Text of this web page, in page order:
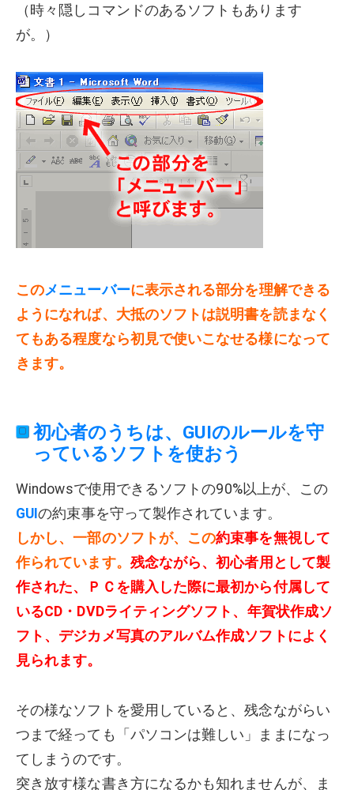
（時々隠しコマンドのあるソフトもあります
が。）
このメニューバーに表示される部分を理解できる
ようになれば、大抵のソフトは説明書を読まなく
てもある程度なら初見で使いこなせる様になって
きます。
初心者のうちは、GUIのルールを守
っているソフトを使おう
Windowsで使用できるソフトの90%以上が、この
GUIの約束事を守って製作されています。
しかし、一部のソフトが、この約束事を無視して
作られています。 残念ながら、初心者用として製
作された、ＰＣを購入した際に最初から付属して
いるCD・DVDライティングソフト、年賀状作成ソ
フト、デジカメ写真のアルバム作成ソフトによく
見られます。
その様なソフトを愛用していると、残念ながらい
つまで経っても「パソコンは難しい」ままになっ
てしまうのです。
突き放す様な書き方になるかも知れませんが、ま